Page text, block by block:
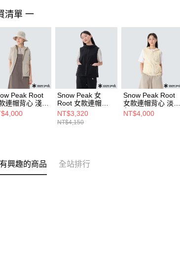
清單 一
Peak Root
連帽背心 淺米
Snow Peak 女
Root 女款連帽背
心 黑
NT$3,320
NT$4,150
Snow Peak Root
女款連帽背心 淡黃
色
NT$4,000
興趣的商品 全站排行